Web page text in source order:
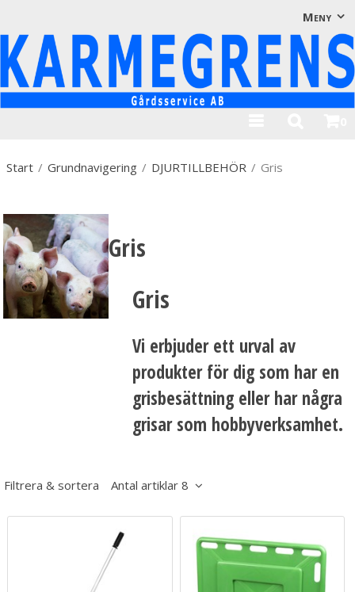
Meny
Start / Grundnavigering / DJURTILLBEHÖR / Gris
Gris
Gris
Vi erbjuder ett urval av
produkter för dig som har en
grisbesättning eller har några
grisar som hobbyverksamhet.
Filtrera & sortera Antal artiklar 8